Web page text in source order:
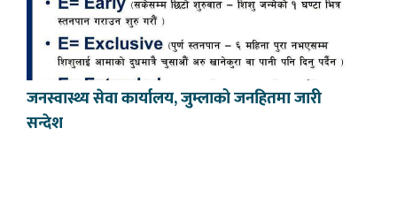
जनस्वास्थ्य सेवा कार्यालय, जुम्लाको जनहितमा जारी
सन्देश